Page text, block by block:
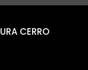
CERRO